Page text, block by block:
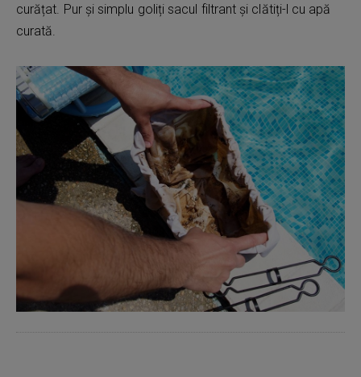
curățat. Pur și simplu goliți sacul filtrant și clătiți-l cu apă
curată.